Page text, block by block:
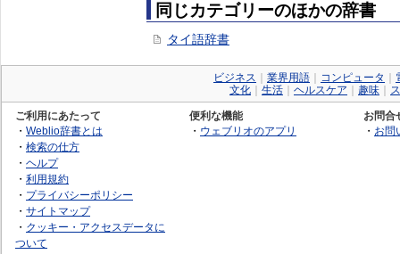
同じカテゴリーのほかの辞書
タイ語辞書
ビジネス 業界用語 コンピュータ
文化
生活 ヘルスケア 趣味
ご利用にあたって
・ Weblio辞書とは
・ 検索の仕方
・ ヘルプ
・ 利用規約
・ プライバシーポリシー
・ サイトマップ
・ クッキー・アクセスデータに
ついて
便利な機能
・ ウェブリオのアプリ
お問合
・ お問